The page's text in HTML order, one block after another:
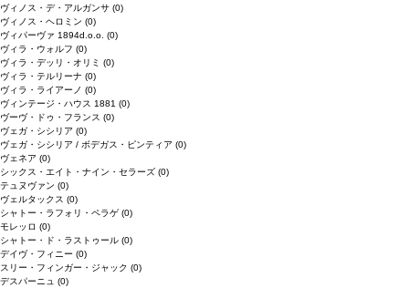
ヴィノス・デ・アルガンサ (0)
ヴィノス・ヘロミン (0)
ヴィパーヴァ 1894d.o.o. (0)
ヴィラ・ウォルフ (0)
ヴィラ・デッリ・オリミ (0)
ヴィラ・テルリーナ (0)
ヴィラ・ライアーノ (0)
ヴィンテージ・ハウス 1881 (0)
ヴーヴ・ドゥ・フランス (0)
ヴェガ・シシリア (0)
ヴェガ・シシリア / ボデガス・ピンティア (0)
ヴェネア (0)
シックス・エイト・ナイン・セラーズ (0)
テュヌヴァン (0)
ヴェルタックス (0)
シャトー・ラフォリ・ペラゲ (0)
モレッロ (0)
シャトー・ド・ラストゥール (0)
デイヴ・フィニー (0)
スリー・フィンガー・ジャック (0)
デスパーニュ (0)